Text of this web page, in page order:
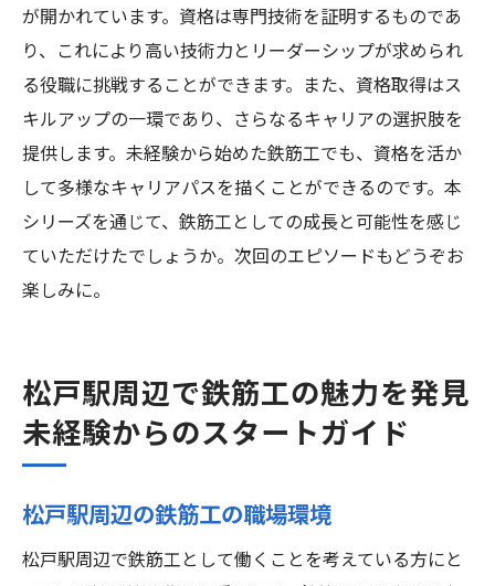
が開かれています。資格は専門技術を証明するものであ
り、これにより高い技術力とリーダーシップが求められ
る役職に挑戦することができます。また、資格取得はス
キルアップの一環であり、さらなるキャリアの選択肢を
提供します。未経験から始めた鉄筋工でも、資格を活か
して多様なキャリアパスを描くことができるのです。本
シリーズを通じて、鉄筋工としての成長と可能性を感じ
ていただけたでしょうか。次回のエピソードもどうぞお
楽しみに。
松戸駅周辺で鉄筋工の魅力を発見
未経験からのスタートガイド
松戸駅周辺の鉄筋工の職場環境
松戸駅周辺で鉄筋工として働くことを考えている方にと